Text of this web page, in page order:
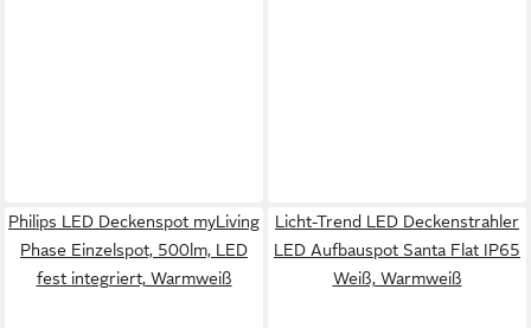
Philips LED Deckenspot myLiving
Phase Einzelspot, 500lm, LED
fest integriert, Warmweiß
Licht-Trend LED Deckenstrahler
LED Aufbauspot Santa Flat IP65
Weiß, Warmweiß